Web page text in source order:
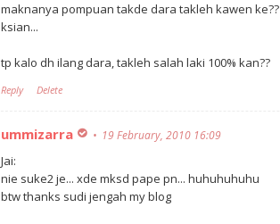
maknanya pompuan takde dara takleh kawen ke??
ksian...
tp kalo dh ilang dara, takleh salah laki 100% kan??
Reply Delete
ummizarra 19 February, 2010 16:09
Jai:
nie suke2 je... xde mksd pape pn... huhuhuhuhu
btw thanks sudi jengah my blog